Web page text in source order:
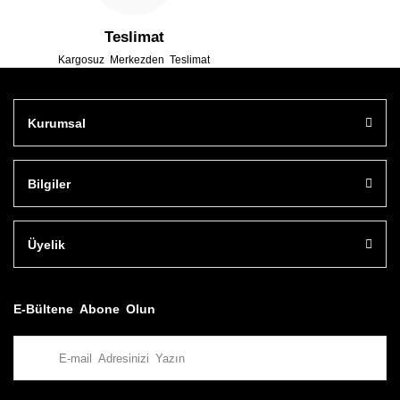
Teslimat
Kargosuz Merkezden Teslimat
Kurumsal
Bilgiler
Üyelik
E-Bültene Abone Olun